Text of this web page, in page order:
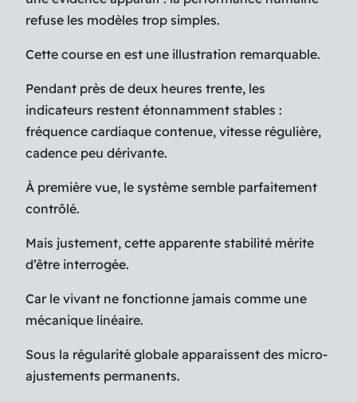
refuse les modèles trop simples.
Cette course en est une illustration remarquable.
Pendant près de deux heures trente, les
indicateurs restent étonnamment stables :
fréquence cardiaque contenue, vitesse régulière,
cadence peu dérivante.
À première vue, le système semble parfaitement
contrôlé.
Mais justement, cette apparente stabilité mérite
d’être interrogée.
Car le vivant ne fonctionne jamais comme une
mécanique linéaire.
Sous la régularité globale apparaissent des micro-
ajustements permanents.